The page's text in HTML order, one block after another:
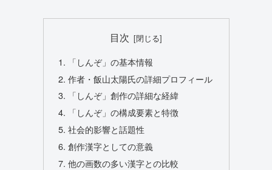
目次
「しんぞ」の基本情報
作者・飯山太陽氏の詳細プロフィール
「しんぞ」創作の詳細な経緯
「しんぞ」の構成要素と特徴
社会的影響と話題性
創作漢字としての意義
他の画数の多い漢字との比較